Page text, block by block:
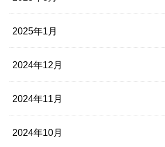
2025年1月
2024年12月
2024年11月
2024年10月